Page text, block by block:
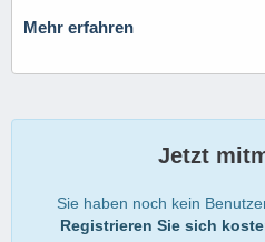
Mehr erfahren
Jetzt
Sie haben noch kein
Registrieren Sie sich